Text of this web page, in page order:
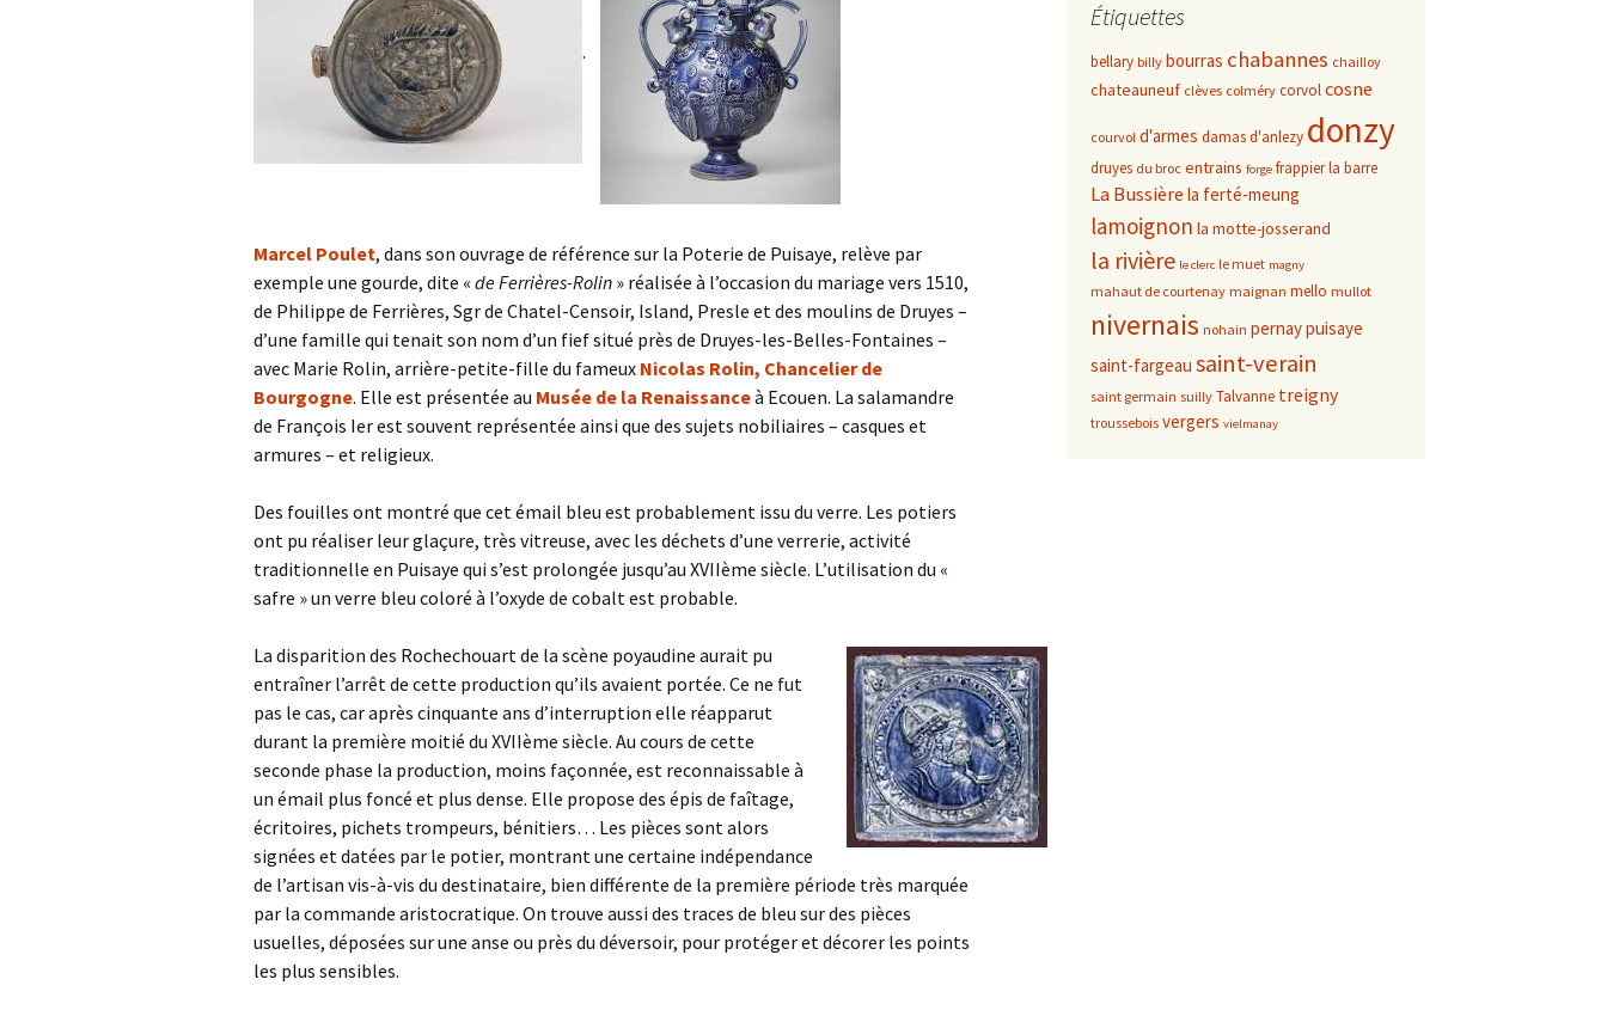
.
Marcel Poulet, dans son ouvrage de référence sur la Poterie de Puisaye, relève par
exemple une gourde, dite « de Ferrières-Rolin » réalisée à l’occasion du mariage vers 1510,
de Philippe de Ferrières, Sgr de Chatel-Censoir, Island, Presle et des moulins de Druyes –
d’une famille qui tenait son nom d’un fief situé près de Druyes-les-Belles-Fontaines –
avec Marie Rolin, arrière-petite-fille du fameux Nicolas Rolin, Chancelier de
Bourgogne. Elle est présentée au Musée de la Renaissanceà Ecouen. La salamandre
de François Ier est souvent représentée ainsi que des sujets nobiliaires – casques et
armures – et religieux.
Des fouilles ont montré que cet émail bleu est probablement issu du verre. Les potiers
ont pu réaliser leur glaçure, très vitreuse, avec les déchets d’une verrerie, activité
traditionnelle en Puisaye qui s’est prolongée jusqu’au XVIIème siècle. L’utilisation du «
safre » un verre bleu coloré à l’oxyde de cobalt est probable.
La disparition des Rochechouart de la scène poyaudine aurait pu
entraîner l’arrêt de cette production qu’ils avaient portée. Ce ne fut
pas le cas, car après cinquante ans d’interruption elle réapparut
durant la première moitié du XVIIème siècle. Au cours de cette
seconde phase la production, moins façonnée, est reconnaissable à
un émail plus foncé et plus dense. Elle propose des épis de faîtage,
écritoires, pichets trompeurs, bénitiers… Les pièces sont alors
signées et datées par le potier, montrant une certaine indépendance
de l’artisan vis-à-vis du destinataire, bien différente de la première période très marquée
par la commande aristocratique. On trouve aussi des traces de bleu sur des pièces
usuelles, déposées sur une anse ou près du déversoir, pour protéger et décorer les points
les plus sensibles.
Étiquettes
bellary billy bourras chabannes chailloy
chateauneuf clèves colméry corvolcosne
courvol d'armes damas d'anlezy donzy
druyes du broc entrains forge frappierla barre
La Bussière la ferté-meung
lamoignon la motte-josserand
la rivière le clerc le muet magny
mahaut de courtenay maignan mello mullot
nivernais nohain pernaypuisaye
saint-fargeau saint-verain
saint germain suilly Talvanne treigny
troussebois vergers vielmanay